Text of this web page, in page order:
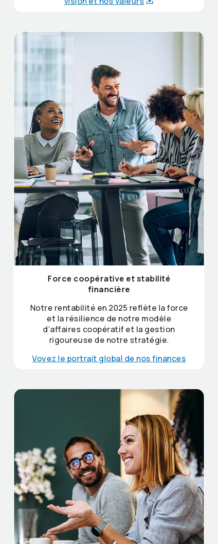
Force coopérative et stabilité
financière
Notre rentabilité en 2025 reflète la force
et la résilience de notre modèle
d’affaires coopératif et la gestion
rigoureuse de notre stratégie.
Voyez le portrait global de nos finances